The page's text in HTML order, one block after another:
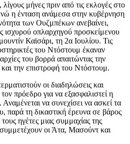
μήνες πριν από τις εκλογές στο
η ένταση ανάμεσα στην κυβέρνηση
των Ουζμπέκων ανεβαίνει,
ισχυρού οπλαρχηγού προσκείμενου
Καϊσάρι, τη 2α Ιουλίου. Τις
του Ντόστουμ έκαναν
του βορρά απαιτώντας την
την επιστροφή του Ντόστουμ.
οι διαδηλώσεις και
πρόεδρο για να εξασφαλιστεί η
να συνεχίσει να ασκεί τα
παρά τη δικαστική έρευνα σε βάρος
ηγέτες μιας συμμαχίας της
οι Άτα, Μασούντ και